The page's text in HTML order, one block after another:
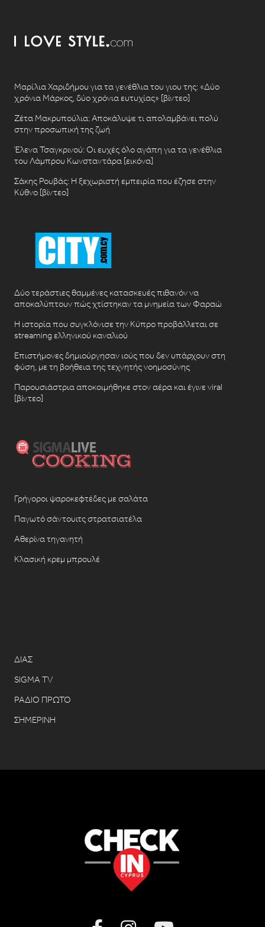
Μαρίλια Χαριδήμου για τα γενέθλια του γιου της: «Δύο
χρόνια Μάρκος, δύο χρόνια ευτυχίας» [βίντεο]
Ζέτα Μακρυπούλια: Αποκάλυψε τι απολαμβάνει πολύ
στην προσωπική της ζωή
Έλενα Τσαγκρινού: Οι ευχές όλο αγάπη για τα γενέθλια
του Λάμπρου Κωνσταντάρα [εικόνα]
Σάκης Ρουβάς: Η ξεχωριστή εμπειρία που έζησε στην
Κύθνο [βίντεο]
Δύο τεράστιες θαμμένες κατασκευές πιθανόν να
αποκαλύπτουν πώς χτίστηκαν τα μνημεία των Φαραώ
Η ιστορία που συγκλόνισε την Κύπρο προβάλλεται σε
streaming ελληνικού καναλιού
Επιστήμονες δημιούργησαν ιούς που δεν υπάρχουν στη
φύση, με τη βοήθεια της τεχνητής νοημοσύνης
Παρουσιάστρια αποκοιμήθηκε στον αέρα και έγινε viral
[βίντεο]
Γρήγοροι ψαροκεφτέδες με σαλάτα
Παγωτό σάντουιτς στρατσιατέλα
Αθερίνα τηγανητή
Κλασική κρεμ μπρουλέ
ΔΙΑΣ
SIGMA TV
ΡΑΔΙΟ ΠΡΩΤΟ
ΣΗΜΕΡΙΝΗ